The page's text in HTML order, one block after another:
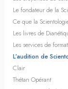
Le fondateur de la
Ce que la
Les livres de
Les services de
L’audition de
Clair
Thétan Opérant